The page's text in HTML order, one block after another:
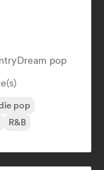
Dream pop
pop
R&B